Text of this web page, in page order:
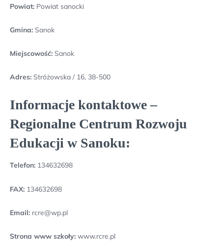
Powiat: Powiat sanocki
Gmina: Sanok
Miejscowość: Sanok
Adres: Stróżowska / 16, 38-500
Informacje kontaktowe –
Regionalne Centrum Rozwoju
Edukacji w Sanoku:
Telefon: 134632698
FAX: 134632698
Email: rcre@wp.pl
Strona www szkoły: www.rcre.pl